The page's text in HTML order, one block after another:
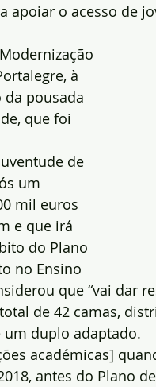
apoiar o acesso de
à
pousada
que foi
de
um
mil euros
e que irá
do Plano
no Ensino
que “vai dar
de 42 camas,
duplo adaptado.
académicas]
antes do Plano